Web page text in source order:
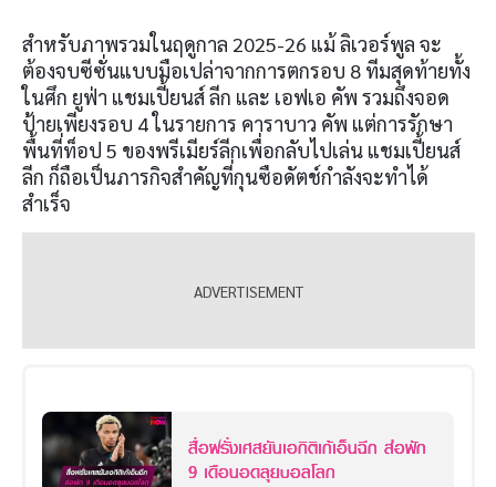
สำหรับภาพรวมในฤดูกาล 2025-26 แม้ ลิเวอร์พูล จะ
ต้องจบซีซั่นแบบมือเปล่าจากการตกรอบ 8 ทีมสุดท้ายทั้ง
ในศึก ยูฟ่า แชมเปี้ยนส์ ลีก และ เอฟเอ คัพ รวมถึงจอด
ป้ายเพียงรอบ 4 ในรายการ คาราบาว คัพ แต่การรักษา
พื้นที่ท็อป 5 ของพรีเมียร์ลีกเพื่อกลับไปเล่น แชมเปี้ยนส์
ลีก ก็ถือเป็นภารกิจสำคัญที่กุนซือดัตช์กำลังจะทำได้
สำเร็จ
สื่อฝรั่งเศสยันเอกิติเก้เอ็นฉีก ส่อพัก
9 เดือนอดลุยบอลโลก